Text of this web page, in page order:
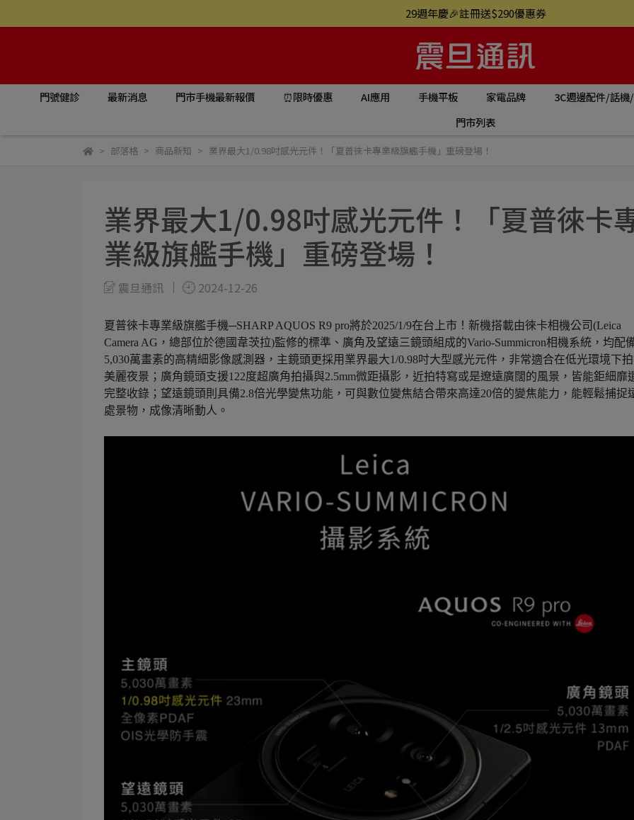
29週年慶🎉註冊送$290優惠券
門號健診 最新消息 門市手機最新報價 ⏰限時優惠 AI應用 手機平板 家電品牌
3C週邊配件/話機
門市列表
部落格 商品新知 業界最大1/0.98吋感光元件！「夏普徠卡專業級旗艦手機」重磅登場！
業界最大1/0.98吋感光元件！「夏普徠卡
業級旗艦手機」重磅登場！
震旦通訊 2024-12-26
夏普徠卡專業級旗艦手機─SHARP AQUOS R9 pro將於2025/1/9在台上市！新機搭載由徠卡相機公司(Leica
Camera AG，總部位於德國韋茨拉)監修的標準、廣角及望遠三鏡頭組成的Vario-Summicron相機系統，均配
5,030萬畫素的高精細影像感測器，主鏡頭更採用業界最大1/0.98吋大型感光元件，非常適合在低光環境下
美麗夜景；廣角鏡頭支援122度超廣角拍攝與2.5mm微距攝影，近拍特寫或是遼遠廣闊的風景，皆能鉅細靡
完整收錄；望遠鏡頭則具備2.8倍光學變焦功能，可與數位變焦結合帶來高達20倍的變焦能力，能輕鬆捕捉
處景物，成像清晰動人。